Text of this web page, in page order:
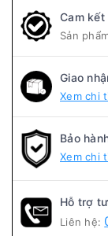
Cam kết
Sản
Giao
Xem chi
Bảo
Xem chi
Hỗ trợ
Liên hệ: